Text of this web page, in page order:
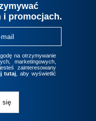
i promocjach.
na otrzymywanie
marketingowych,
zainteresowany
tutaj, aby wyświetlić